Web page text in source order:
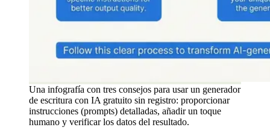
Una infografía con tres consejos para usar un generador
de escritura con IA gratuito sin registro: proporcionar
instrucciones (prompts) detalladas, añadir un toque
humano y verificar los datos del resultado.